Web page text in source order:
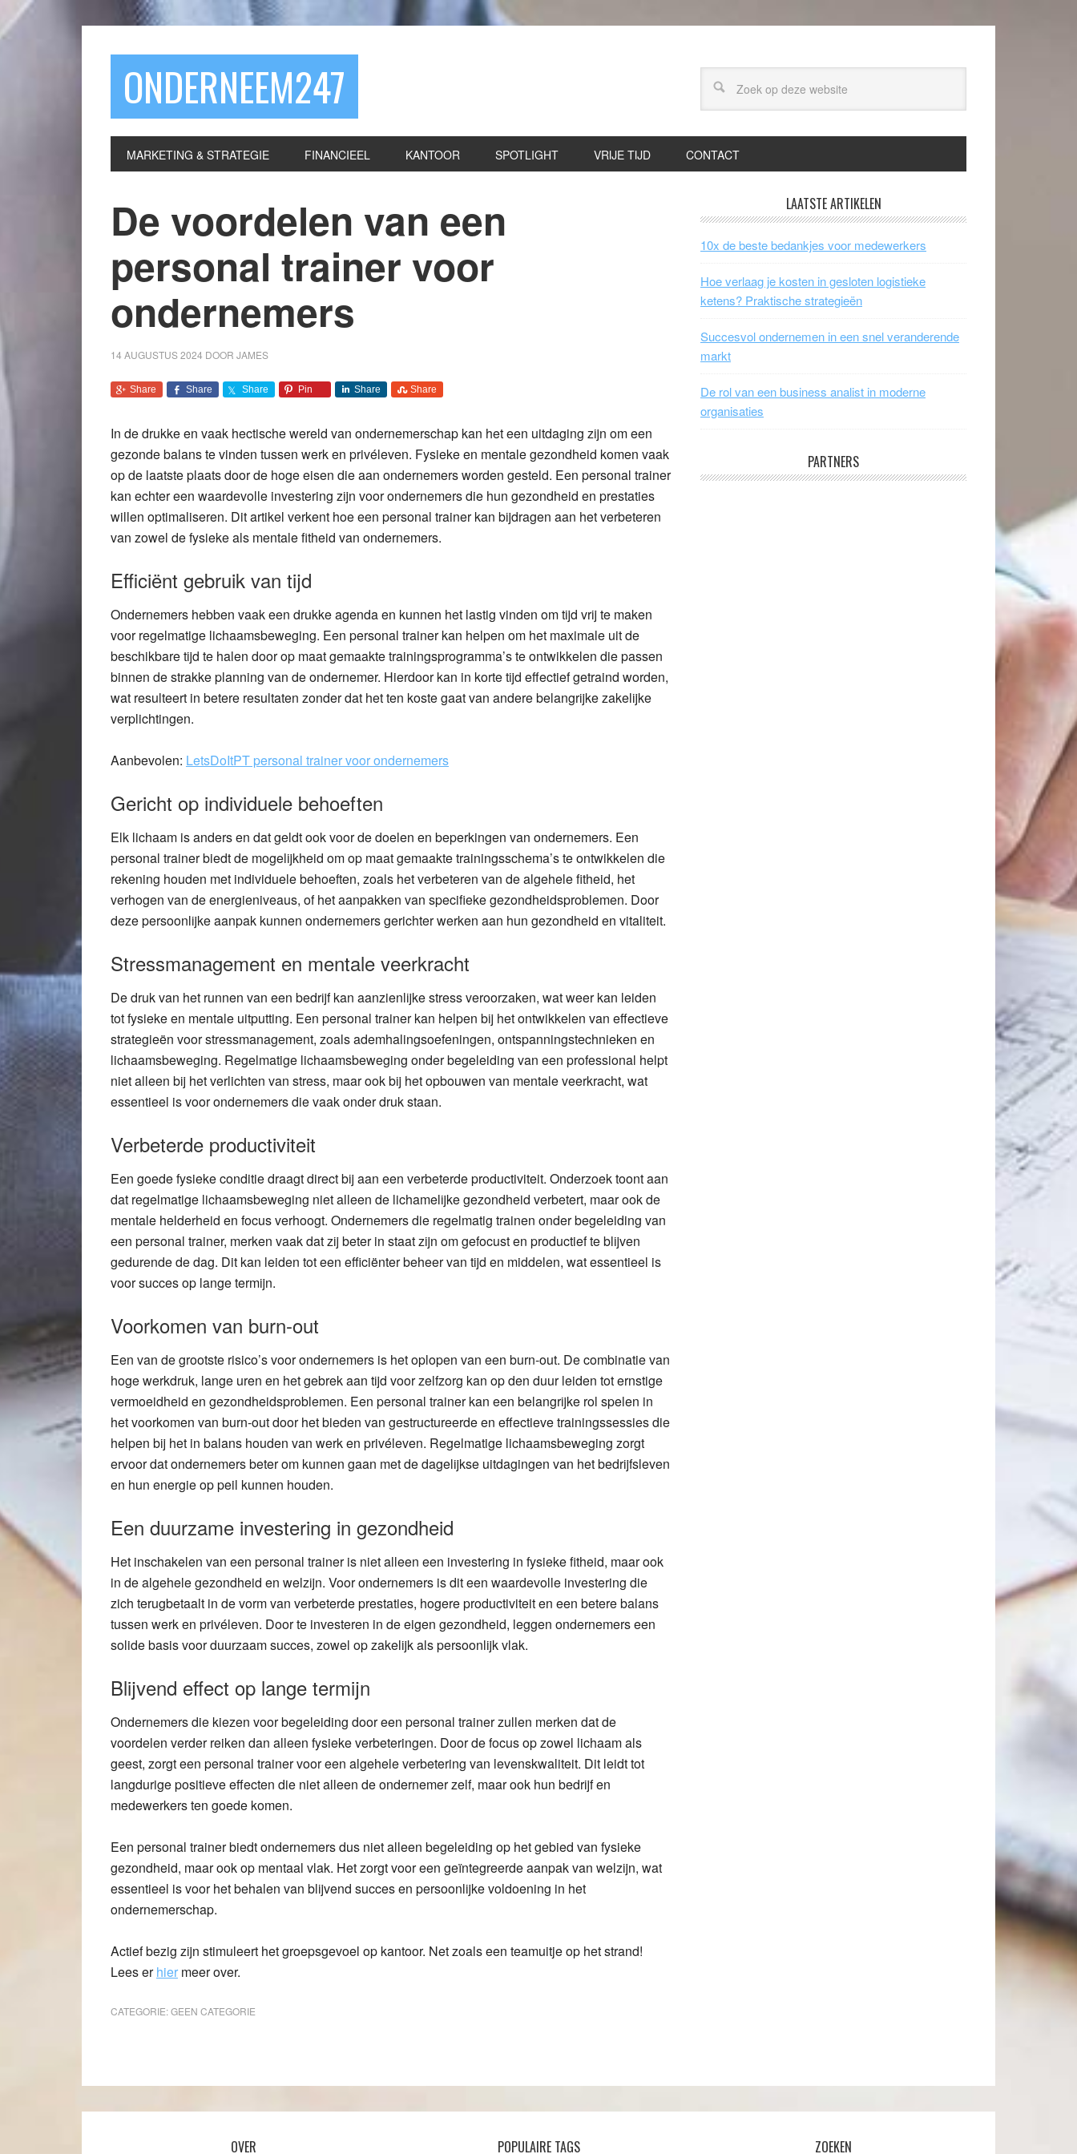
ONDERNEEM247
MARKETING & STRATEGIE FINANCIEEL KANTOOR SPOTLIGHT VRIJE TIJD CONTACT
De voordelen van een
personal trainer voor
ondernemers
14 AUGUSTUS 2024 DOOR JAMES
Share Share Share Pin Share Share
In de drukke en vaak hectische wereld van ondernemerschap kan het een uitdaging zijn om een
gezonde balans te vinden tussen werk en privéleven. Fysieke en mentale gezondheid komen vaak
op de laatste plaats door de hoge eisen die aan ondernemers worden gesteld. Een personal trainer
kan echter een waardevolle investering zijn voor ondernemers die hun gezondheid en prestaties
willen optimaliseren. Dit artikel verkent hoe een personal trainer kan bijdragen aan het verbeteren
van zowel de fysieke als mentale fitheid van ondernemers.
Efficiënt gebruik van tijd
Ondernemers hebben vaak een drukke agenda en kunnen het lastig vinden om tijd vrij te maken
voor regelmatige lichaamsbeweging. Een personal trainer kan helpen om het maximale uit de
beschikbare tijd te halen door op maat gemaakte trainingsprogramma’s te ontwikkelen die passen
binnen de strakke planning van de ondernemer. Hierdoor kan in korte tijd effectief getraind worden,
wat resulteert in betere resultaten zonder dat het ten koste gaat van andere belangrijke zakelijke
verplichtingen.
Aanbevolen: LetsDoItPT personal trainer voor ondernemers
Gericht op individuele behoeften
Elk lichaam is anders en dat geldt ook voor de doelen en beperkingen van ondernemers. Een
personal trainer biedt de mogelijkheid om op maat gemaakte trainingsschema’s te ontwikkelen die
rekening houden met individuele behoeften, zoals het verbeteren van de algehele fitheid, het
verhogen van de energieniveaus, of het aanpakken van specifieke gezondheidsproblemen. Door
deze persoonlijke aanpak kunnen ondernemers gerichter werken aan hun gezondheid en vitaliteit.
Stressmanagement en mentale veerkracht
De druk van het runnen van een bedrijf kan aanzienlijke stress veroorzaken, wat weer kan leiden
tot fysieke en mentale uitputting. Een personal trainer kan helpen bij het ontwikkelen van effectieve
strategieën voor stressmanagement, zoals ademhalingsoefeningen, ontspanningstechnieken en
lichaamsbeweging. Regelmatige lichaamsbeweging onder begeleiding van een professional helpt
niet alleen bij het verlichten van stress, maar ook bij het opbouwen van mentale veerkracht, wat
essentieel is voor ondernemers die vaak onder druk staan.
Verbeterde productiviteit
Een goede fysieke conditie draagt direct bij aan een verbeterde productiviteit. Onderzoek toont aan
dat regelmatige lichaamsbeweging niet alleen de lichamelijke gezondheid verbetert, maar ook de
mentale helderheid en focus verhoogt. Ondernemers die regelmatig trainen onder begeleiding van
een personal trainer, merken vaak dat zij beter in staat zijn om gefocust en productief te blijven
gedurende de dag. Dit kan leiden tot een efficiënter beheer van tijd en middelen, wat essentieel is
voor succes op lange termijn.
Voorkomen van burn-out
Een van de grootste risico’s voor ondernemers is het oplopen van een burn-out. De combinatie van
hoge werkdruk, lange uren en het gebrek aan tijd voor zelfzorg kan op den duur leiden tot ernstige
vermoeidheid en gezondheidsproblemen. Een personal trainer kan een belangrijke rol spelen in
het voorkomen van burn-out door het bieden van gestructureerde en effectieve trainingssessies die
helpen bij het in balans houden van werk en privéleven. Regelmatige lichaamsbeweging zorgt
ervoor dat ondernemers beter om kunnen gaan met de dagelijkse uitdagingen van het bedrijfsleven
en hun energie op peil kunnen houden.
Een duurzame investering in gezondheid
Het inschakelen van een personal trainer is niet alleen een investering in fysieke fitheid, maar ook
in de algehele gezondheid en welzijn. Voor ondernemers is dit een waardevolle investering die
zich terugbetaalt in de vorm van verbeterde prestaties, hogere productiviteit en een betere balans
tussen werk en privéleven. Door te investeren in de eigen gezondheid, leggen ondernemers een
solide basis voor duurzaam succes, zowel op zakelijk als persoonlijk vlak.
Blijvend effect op lange termijn
Ondernemers die kiezen voor begeleiding door een personal trainer zullen merken dat de
voordelen verder reiken dan alleen fysieke verbeteringen. Door de focus op zowel lichaam als
geest, zorgt een personal trainer voor een algehele verbetering van levenskwaliteit. Dit leidt tot
langdurige positieve effecten die niet alleen de ondernemer zelf, maar ook hun bedrijf en
medewerkers ten goede komen.
Een personal trainer biedt ondernemers dus niet alleen begeleiding op het gebied van fysieke
gezondheid, maar ook op mentaal vlak. Het zorgt voor een geïntegreerde aanpak van welzijn, wat
essentieel is voor het behalen van blijvend succes en persoonlijke voldoening in het
ondernemerschap.
Actief bezig zijn stimuleert het groepsgevoel op kantoor. Net zoals een teamuitje op het strand!
Lees erhier meer over.
CATEGORIE:GEEN CATEGORIE
LAATSTE ARTIKELEN
10x de beste bedankjes voor medewerkers
Hoe verlaag je kosten in gesloten logistieke
ketens? Praktische strategieën
Succesvol ondernemen in een snel veranderende
markt
De rol van een business analist in moderne
organisaties
PARTNERS
OVER POPULAIRE TAGS ZOEKEN